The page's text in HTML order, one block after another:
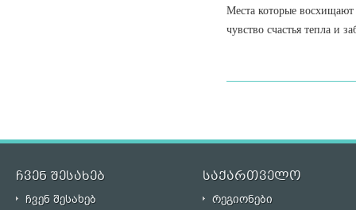
Места которые
чувство счастья тепла и
ჩვენ შესახებ საქართველო
ჩვენ შესახებ
რეგიონები